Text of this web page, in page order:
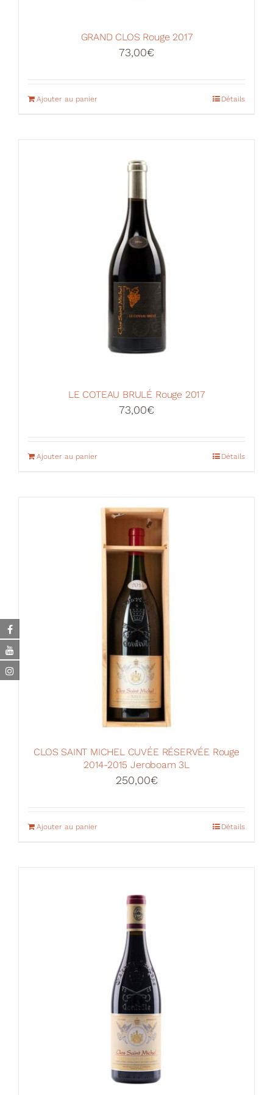
GRAND CLOS Rouge 2017
73,00€
Ajouter au panier Détails
LE COTEAU BRULÉ Rouge 2017
73,00€
Ajouter au panier Détails
CLOS SAINT MICHEL CUVÉE RÉSERVÉE Rouge
2014-2015 Jeroboam 3L
250,00€
Ajouter au panier Détails